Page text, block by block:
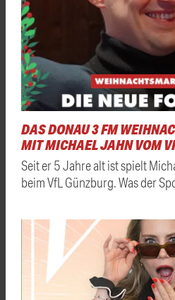
DAS DONAU 3 FM
MIT MICHAEL JAHN VOM
Seit er 5 Jahre alt ist spielt
beim VfL Günzburg. Was der